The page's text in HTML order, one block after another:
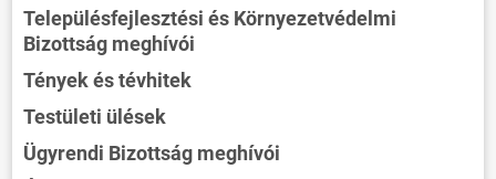
Településfejlesztési és Környezetvédelmi
Bizottság meghívói
Tények és tévhitek
Testületi ülések
Ügyrendi Bizottság meghívói